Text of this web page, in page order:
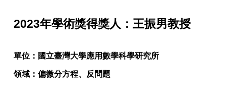
2023年學術獎得獎人 ：王振男教授
單位：國立臺灣大學應用數學科學研究所
領域：偏微分方程、反問題